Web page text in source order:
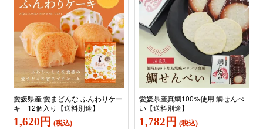
愛媛県産 愛まどんな ふんわりケー
キ 12個入り【送料別途】
1,620円 (税込)
愛媛県産真鯛100%使用 鯛せんべ
い【送料別途】
1,782円 (税込)